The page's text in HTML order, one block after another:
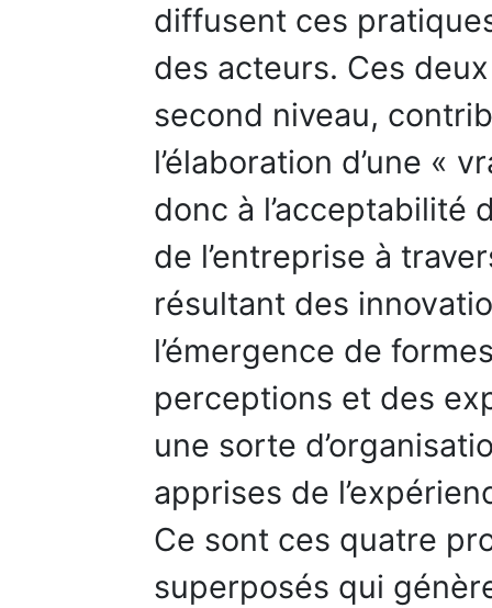
diffusent ces
des acteurs. Ces
second niveau,
l’élaboration d’une «
donc à l’acceptabilité
de l’entreprise à
résultant des
l’émergence de
perceptions et des
une sorte
apprises de
Ce sont ces quatre
superposés qui